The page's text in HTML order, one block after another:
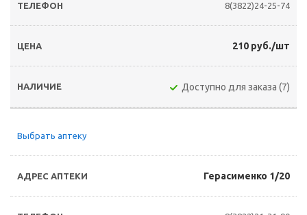
8(3822)24-25-74
210 руб./шт
Доступно для заказа (7)
Выбрать аптеку
Герасименко 1/20